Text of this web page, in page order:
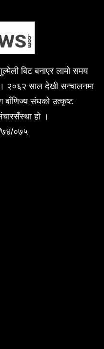
बिट बनाएर लामो समय
। २०६२ साल देखी सन्चालनमा
बाँणिज्य संघको उत्कृष्ट
हो ।
७४/०७५